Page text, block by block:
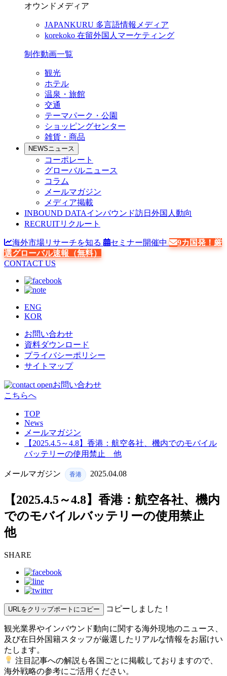
オウンドメディア
JAPANKURU 多言語情報メディア
korekoko 在留外国人マーケティング
制作動画一覧
観光
ホテル
温泉・旅館
交通
テーマパーク・公園
ショッピングセンター
雑貨・商品
NEWSニュース
コーポレート
グローバルニュース
コラム
メールマガジン
メディア掲載
INBOUND DATAインバウンド訪日外国人動向
RECRUITリクルート
海外市場リサーチを知る セミナー開催中
9カ国発！厳
選グローバル速報（無料）
CONTACT US
ENG
KOR
お問い合わせ
資料ダウンロード
プライバシーポリシー
サイトマップ
お問い合わせ
こちらへ
TOP
News
メールマガジン
【2025.4.5～4.8】香港：航空各社、機内でのモバイル
バッテリーの使用禁止 他
メールマガジン 香港 2025.04.08
【2025.4.5～4.8】香港：航空各社、機内
でのモバイルバッテリーの使用禁止
他
SHARE
URLをクリップポートにコピー コピーしました！
観光業界やインバウンド動向に関する海外現地のニュース、
及び在日外国籍スタッフが厳選したリアルな情報をお届けい
たします。
注目記事への解説も各国ごとに掲載しておりますので、
海外戦略の参考にご活用ください。